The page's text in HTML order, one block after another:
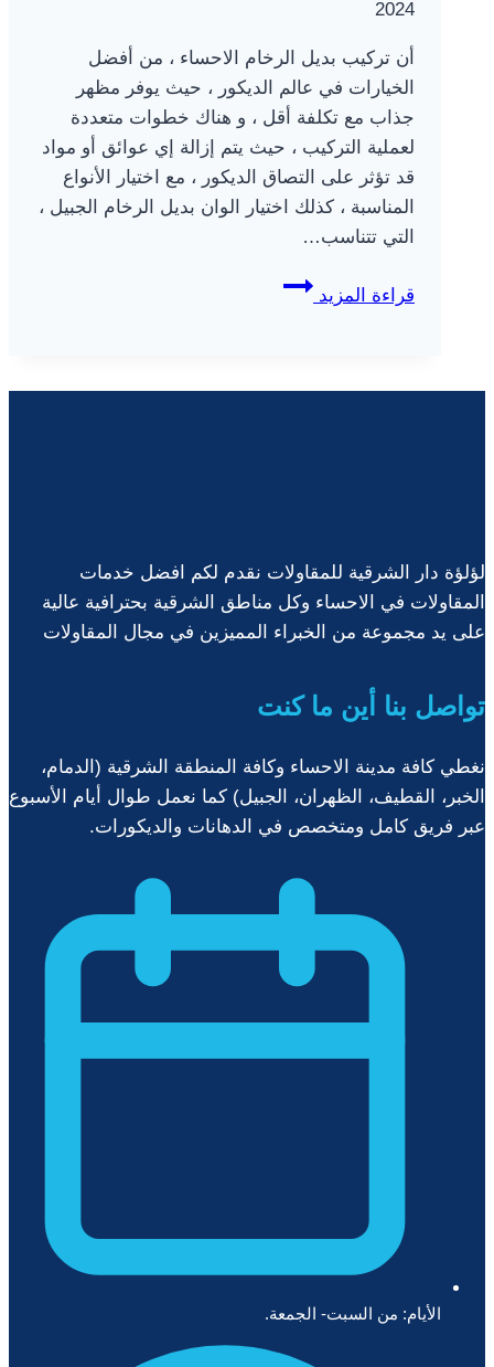
2024
أن تركيب بديل الرخام الاحساء ، من أفضل
الخيارات في عالم الديكور ، حيث يوفر مظهر
جذاب مع تكلفة أقل ، و هناك خطوات متعددة
لعملية التركيب ، حيث يتم إزالة إي عوائق أو مواد
قد تؤثر على التصاق الديكور ، مع اختيار الأنواع
المناسبة ، كذلك اختيار الوان بديل الرخام الجبيل ،
التي تتناسب…
قراءة المزيد
تركيب
لؤلؤة دار الشرقية للمقاولات نقدم لكم افضل خدمات
المقاولات في الاحساء وكل مناطق الشرقية بحترافية عالية
على يد مجموعة من الخبراء المميزين في مجال المقاولات
تواصل بنا أين ما كنت
نغطي كافة مدينة الاحساء وكافة المنطقة الشرقية (الدمام،
الخبر، القطيف، الظهران، الجبيل) كما نعمل طوال أيام الأسبوع
عبر فريق كامل ومتخصص في الدهانات والديكورات.
الأيام: من السبت- الجمعة.